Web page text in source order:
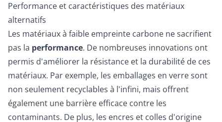
Performance et caractéristiques des matériaux
alternatifs
Les matériaux à faible empreinte carbone ne sacrifient
pas la performance. De nombreuses innovations ont
permis d'améliorer la résistance et la durabilité de ces
matériaux. Par exemple, les emballages en verre sont
non seulement recyclables à l'infini, mais offrent
également une barrière efficace contre les
contaminants. De plus, les encres et colles d'origine